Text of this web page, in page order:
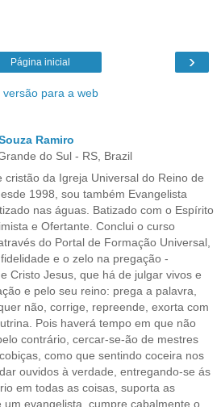
›
Página inicial
versão para a web
Ramiro
do Sul - RS, Brazil
cristão da Igreja Universal do Reino de
1998, sou também Evangelista
nas águas. Batizado com o Espírito
e Ofertante. Conclui o curso
do Portal de Formação Universal,
e o zelo na pregação -
Cristo Jesus, que há de julgar vivos e
e pelo seu reino: prega a palavra,
não, corrige, repreende, exorta com
Pois haverá tempo em que não
contrário, cercar-se-ão de mestres
como que sentindo coceira nos
ouvidos à verdade, entregando-se ás
em todas as coisas, suporta as
evangelista, cumpre cabalmente o